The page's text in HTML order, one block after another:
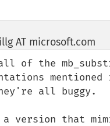
AT microsoft.com
of the
all buggy.
version that